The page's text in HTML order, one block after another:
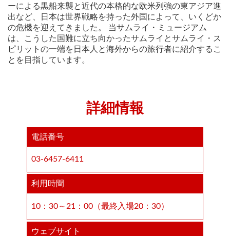
ーによる黒船来襲と近代の本格的な欧米列強の東アジア進
出など、日本は世界戦略を持った外国によって、いくどか
の危機を迎えてきました。 当サムライ・ミュージアム
は、こうした国難に立ち向かったサムライとサムライ・ス
ピリットの一端を日本人と海外からの旅行者に紹介するこ
とを目指しています。
詳細情報
電話番号
03-6457-6411
利用時間
10：30～21：00（最終入場20：30）
ウェブサイト